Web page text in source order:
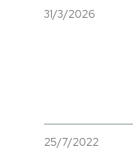
31/3/2026
25/7/2022